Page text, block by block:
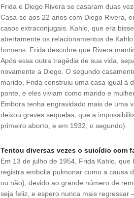
Frida e Diego Rivera se casaram duas
Casa-se aos 22 anos com Diego Rivera,
casos extraconjugais. Kahlo, que era
abertamente os relacionamentos de
homens. Frida descobre que Rivera
Após essa outra tragédia de sua vida,
novamente a Diego. O segundo
marido, Frida construiu uma casa igual à
ponte, e eles viviam como marido e
Embora tenha engravidado mais de uma
deixou graves sequelas, que a
primeiro aborto, e em 1932, o segundo).
Tentou diversas vezes o suicídio com
Em 13 de julho de 1954, Frida Kahlo,
registra embolia pulmonar como a causa
ou não), devido ao grande número de
seja feliz, e espero nunca mais regressar